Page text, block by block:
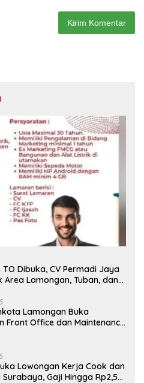
Dibuka, CV Permadi Jaya
Lamongan, Tuban, dan
Lamongan Buka
Front Office dan Maintenance
Lowongan Kerja Cook dan
Gaji Hingga Rp2,5